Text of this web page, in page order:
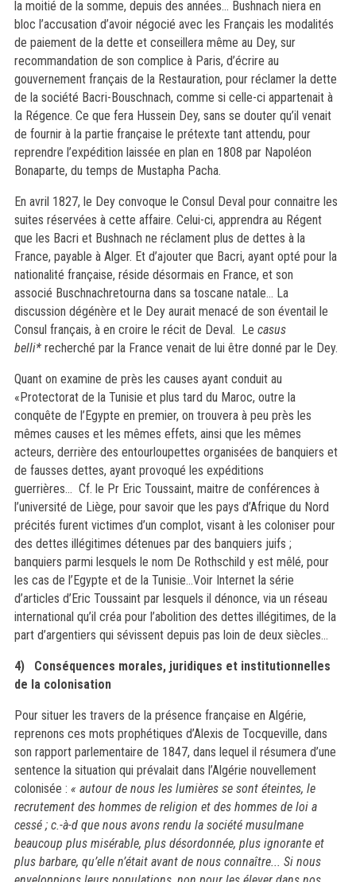
la moitié de la somme, depuis des années... Bushnach niera en
bloc l’accusation d’avoir négocié avec les Français les modalités
de paiement de la dette et conseillera même au Dey, sur
recommandation de son complice à Paris, d’écrire au
gouvernement français de la Restauration, pour réclamer la dette
de la société Bacri-Bouschnach, comme si celle-ci appartenait à
la Régence. Ce que fera Hussein Dey, sans se douter qu’il venait
de fournir à la partie française le prétexte tant attendu, pour
reprendre l’expédition laissée en plan en 1808 par Napoléon
Bonaparte, du temps de Mustapha Pacha.
En avril 1827, le Dey convoque le Consul Deval pour connaitre les
suites réservées à cette affaire. Celui-ci, apprendra au Régent
que les Bacri et Bushnach ne réclament plus de dettes à la
France, payable à Alger. Et d’ajouter que Bacri, ayant opté pour la
nationalité française, réside désormais en France, et son
associé Buschnachretourna dans sa toscane natale… La
discussion dégénère et le Dey aurait menacé de son éventail le
Consul français, à en croire le récit de Deval. Le casus
belli* recherché par la France venait de lui être donné par le Dey.
Quant on examine de près les causes ayant conduit au
«Protectorat de la Tunisie et plus tard du Maroc, outre la
conquête de l’Egypte en premier, on trouvera à peu près les
mêmes causes et les mêmes effets, ainsi que les mêmes
acteurs, derrière des entourloupettes organisées de banquiers et
de fausses dettes, ayant provoqué les expéditions
guerrières… Cf. le Pr Eric Toussaint, maitre de conférences à
l’université de Liège, pour savoir que les pays d’Afrique du Nord
précités furent victimes d’un complot, visant à les coloniser pour
des dettes illégitimes détenues par des banquiers juifs ;
banquiers parmi lesquels le nom De Rothschild y est mêlé, pour
les cas de l’Egypte et de la Tunisie…Voir Internet la série
d’articles d’Eric Toussaint par lesquels il dénonce, via un réseau
international qu’il créa pour l’abolition des dettes illégitimes, de la
part d’argentiers qui sévissent depuis pas loin de deux siècles…
4)
Conséquences morales, juridiques et institutionnelles
de la colonisation
Pour situer les travers de la présence française en Algérie,
reprenons ces mots prophétiques d’Alexis de Tocqueville, dans
son rapport parlementaire de 1847, dans lequel il résumera d’une
sentence la situation qui prévalait dans l’Algérie nouvellement
colonisée : « autour de nous les lumières se sont éteintes, le
recrutement des hommes de religion et des hommes de loi a
cessé ; c.-à-d que nous avons rendu la société musulmane
beaucoup plus misérable, plus désordonnée, plus ignorante et
plus barbare, qu’elle n’était avant de nous connaître... Si nous